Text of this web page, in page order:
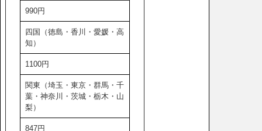
990円
四国（徳島・香川・愛媛・高
知）
1100円
関東（埼玉・東京・群馬・千
葉・神奈川・茨城・栃木・山
梨）
847円